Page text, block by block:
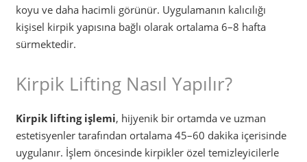
koyu ve daha hacimli görünür. Uygulamanın kalıcılığı
kişisel kirpik yapısına bağlı olarak ortalama 6–8 hafta
sürmektedir.
Kirpik Lifting Nasıl Yapılır?
Kirpik lifting işlemi, hijyenik bir ortamda ve uzman
estetisyenler tarafından ortalama 45–60 dakika içerisinde
uygulanır. İşlem öncesinde kirpikler özel temizleyicilerle